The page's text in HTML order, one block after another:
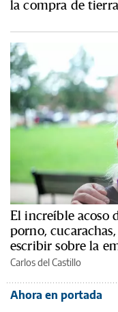
la compra de
El increíble acoso
porno,
escribir sobre la
Carlos del Castillo
Ahora en portada